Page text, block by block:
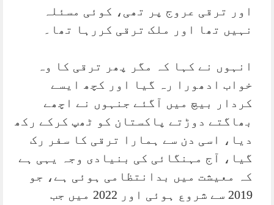
اور ترقی عروج پر تھی، کوئی مسئلہ
نہیں تھا اور ملک ترقی کررہا تھا۔
انہوں نے کہا کہ مگر پھر ترقی کا وہ
خواب ادھورا رہ گیا اور کچھ ایسے
کردار بیچ میں آگئے جنہوں نے اچھے
بھاگتے دوڑتے پاکستان کو ٹھپ کرکے رکھ
دیا، اسی دن سے ہمارا ترقی کا سفر رک
گیا، آج مہنگائی کی بنیادی وجہ یہی ہے
کہ معیشت میں بدانتظامی ہوئی ہے، جو
2019 سے شروع ہوئی اور 2022 میں جب